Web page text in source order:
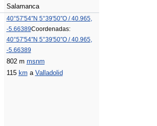
Salamanca
40°57′54″N 5°39′50″O/40.965,
-5.66389Coordenadas:
40°57′54″N 5°39′50″O/40.965,
-5.66389
802 m msnm
115 km a Valladolid